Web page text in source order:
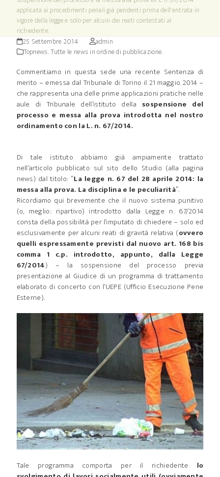
applicata ai procedimenti penali già pendenti prima dell'entrata in
vigore della legge e solo per alcuni dei reati contestati al
richiedente.
25 Settembre 2014
admin
Topnews. Tutte le news in ordine di pubblicazione.
Commentiamo in questa sede una recente Sentenza di
merito – emessa dal Tribunale di Torino il 21 maggio 2014 –
che rappresenta una delle prime applicazioni pratiche nelle
aule di Tribunale dell’istituto della sospensione del
processo e messa alla prova introdotta nel nostro
ordinamento con la L. n. 67/2014.
Di tale istituto abbiamo già ampiamente trattato
nell’articolo pubblicato sul sito dello Studio (alla pagina
news) dal titolo: “La legge n. 67 del 28 aprile 2014: la
messa alla prova. La disciplina e le peculiarità”.
Ricordiamo qui brevemente che il nuovo sistema punitivo
(o, meglio: ripartivo) introdotto dalla Legge n. 67/2014
consta della possibilità per l’imputato di chiedere – solo ed
esclusivamente per alcuni reati di gravità relativa (ovvero
quelli espressamente previsti dal nuovo art. 168 bis
comma 1 c.p. introdotto, appunto, dalla Legge
67/2014) – la sospensione del processo previa
presentazione al Giudice di un programma di trattamento
elaborato di concerto con l’UEPE (Ufficio Esecuzione Pene
Esterne).
Tale programma comporta per il richiedente lo